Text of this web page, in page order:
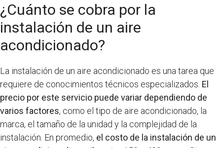
¿Cuánto se cobra por la
instalación de un aire
acondicionado?
La instalación de un aire acondicionado es una tarea que
requiere de conocimientos técnicos especializados. El
precio por este servicio puede variar dependiendo de
varios factores, como el tipo de aire acondicionado, la
marca, el tamaño de la unidad y la complejidad de la
instalación. En promedio, el costo de la instalación de un